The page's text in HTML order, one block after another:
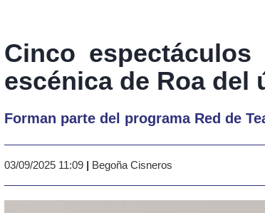
Cinco
escénica de Roa del
Forman parte del programa Red de
03/09/2025 11:09 | Begoña Cisneros